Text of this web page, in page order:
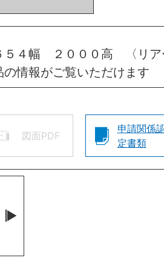
４幅 ２０００高 〈リ
情報がご覧いただけます
図面PDF
申請関係
定書類